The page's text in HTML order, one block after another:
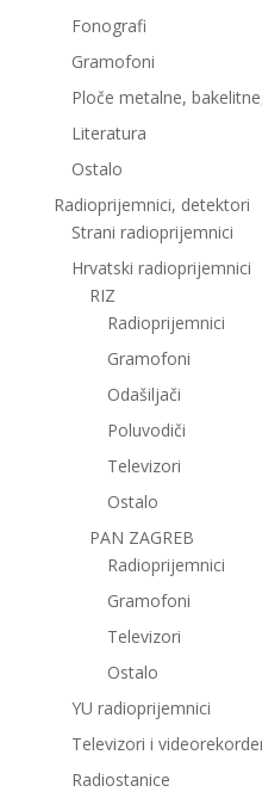
Fonografi
Gramofoni
Ploče metalne,
Literatura
Ostalo
Radioprijemnici, detektori
Strani radioprijemnici
Hrvatski radioprijemnici
RIZ
Radioprijemnici
Gramofoni
Odašiljači
Poluvodiči
Televizori
Ostalo
PAN ZAGREB
Radioprijemnici
Gramofoni
Televizori
Ostalo
YU radioprijemnici
Televizori i
Radiostanice